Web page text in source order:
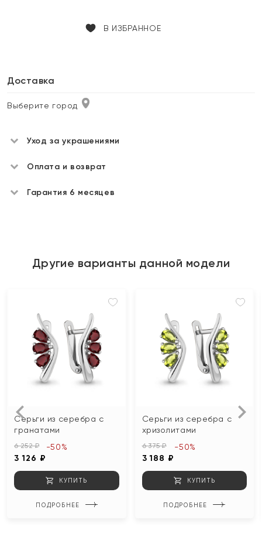
В ИЗБРАННОЕ
Доставка
Выберите город
Уход за украшениями
Оплата и возврат
Гарантия 6 месяцев
Другие варианты данной модели
Серьги из серебра с
гранатами
6 252 ₽
3 126 ₽
-50%
КУПИТЬ
ПОДРОБНЕЕ
Серьги из серебра с
хризолитами
6 375 ₽
3 188 ₽
-50%
КУПИТЬ
ПОДРОБНЕЕ